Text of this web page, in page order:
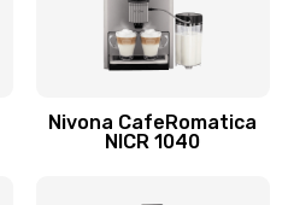
Nivona CafeRomatica
NICR 1040